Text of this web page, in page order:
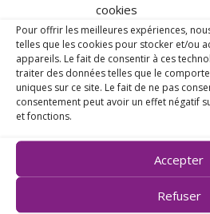
cookies
Pour offrir les meilleures expériences,
telles que les cookies pour stocker et/ou
appareils. Le fait de consentir à ces
traiter des données telles que le
uniques sur ce site. Le fait de ne pas
consentement peut avoir un effet négatif
et fonctions.
Accepter
Refuser